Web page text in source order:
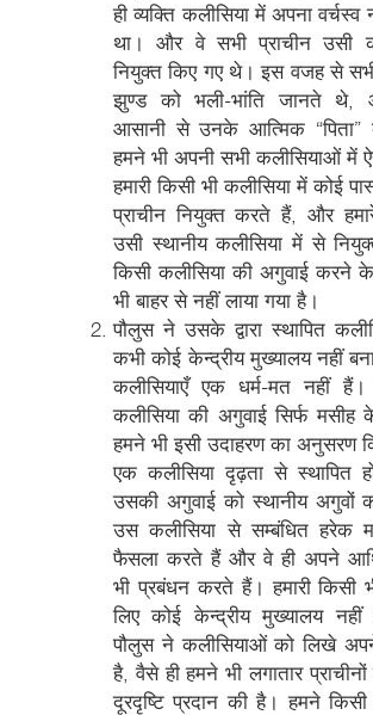
ही व्यक्ति कलीसिया में अपना
था। और वे सभी प्राचीन उसी
नियुक्त किए गए थे। इस वजह से
झुण्ड को भली-भांति जानते थे,
आसानी से उनके आत्मिक
हमने भी अपनी सभी कलीसियाओं में
हमारी किसी भी कलीसिया में कोई
प्राचीन नियुक्त करते हैं, और
उसी स्थानीय कलीसिया में से
किसी कलीसिया की अगुवाई करने
भी बाहर से नहीं लाया गया है।
पौलुस ने उसके द्वारा स्थापित
कभी कोई केन्द्रीय मुख्यालय नहीं
कलीसियाएँ एक धर्म-मत नहीं
कलीसिया की अगुवाई सिर्फ मसीह
हमने भी इसी उदाहरण का अनुसरण
एक कलीसिया दृढ़ता से स्थापित
उसकी अगुवाई को स्थानीय अगुवों
उस कलीसिया से सम्बंधित हरेक
फैसला करते हैं और वे ही अपने
भी प्रबंधन करते हैं। हमारी किसी
लिए कोई केन्द्रीय मुख्यालय
पौलुस ने कलीसियाओं को लिखे
है, वैसे ही हमने भी लगातार
दूरदृष्टि प्रदान की है। हमने किसी